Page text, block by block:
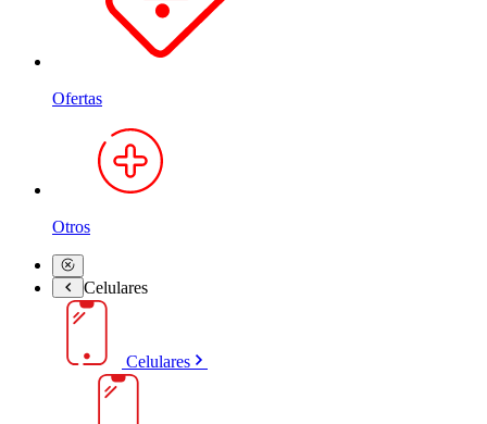
Ofertas
Otros
Celulares
Celulares